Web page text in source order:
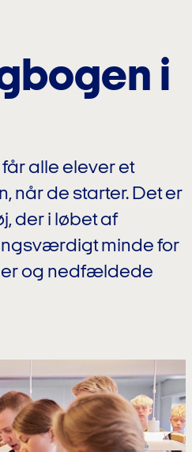
i
alle elever et
når de starter. Det er
der i løbet af
minde for
og nedfældede